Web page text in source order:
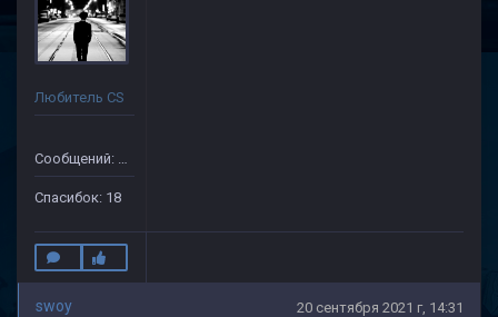
Любитель CS
Сообщений: 505
Спасибок: 18
swoy 20 сентября 2021 г, 14:31